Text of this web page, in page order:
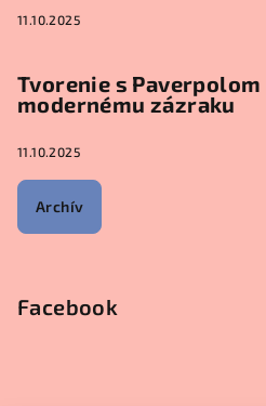
11.10.2025
Tvorenie s
modernému zázraku
11.10.2025
Archív
Facebook